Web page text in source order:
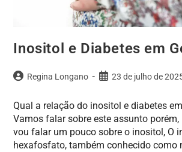
Inositol e Diabetes em
Regina Longano 23 de julho de
Qual a relação do inositol e diabetes
Vamos falar sobre este assunto
vou falar um pouco sobre o inositol, O
hexafosfato, também conhecido como